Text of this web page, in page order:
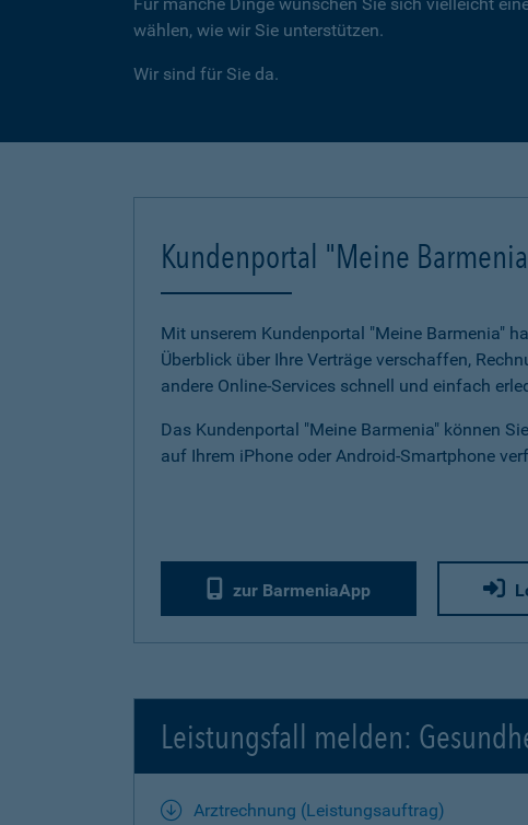
wählen, wie wir Sie unterstützen.
Wir sind für Sie da.
Kundenportal "Meine
Mit unserem Kundenportal "Meine Barmenia"
Überblick über Ihre Verträge verschaffen,
andere Online-Services schnell und einfach
Das Kundenportal "Meine Barmenia" können
auf Ihrem iPhone oder Android-Smartphone
zur BarmeniaApp
Leistungsfall melden:
Arztrechnung (Leistungsauftrag)